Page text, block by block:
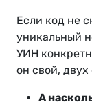
Если код не
уникальный
УИН
он свой,
А